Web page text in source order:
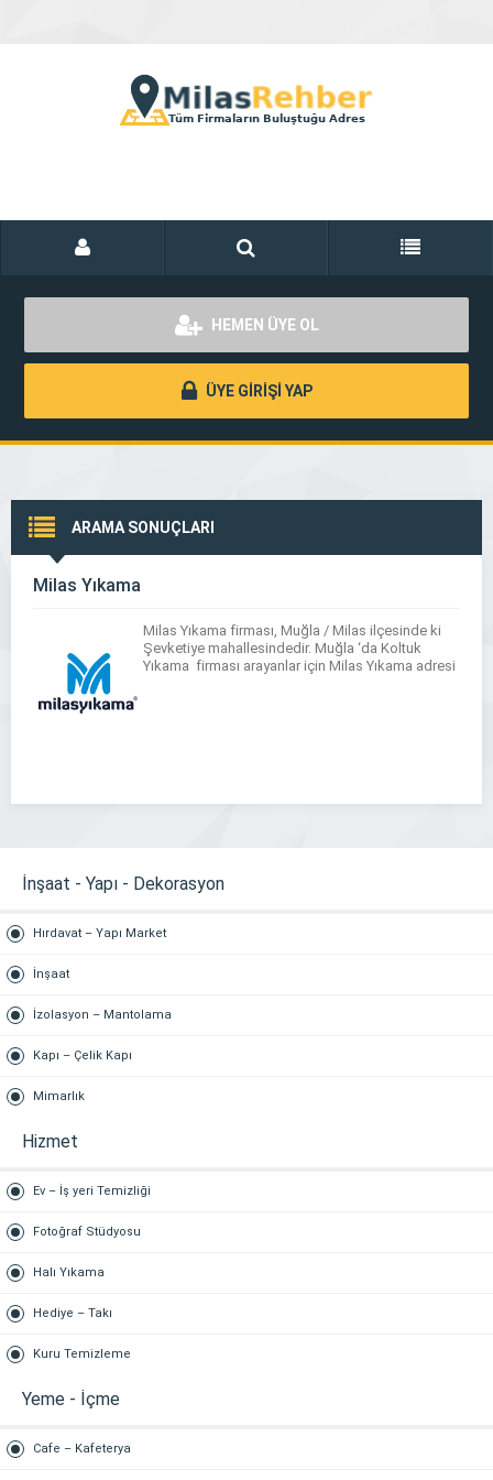
HEMEN ÜYE OL
ÜYE GİRİŞİ YAP
ARAMA SONUÇLARI
Milas Yıkama
Milas Yıkama firması, Muğla / Milas ilçesinde ki
Şevketiye mahallesindedir. Muğla ‘da Koltuk
Yıkama firması arayanlar için Milas Yıkama adresi
İnşaat - Yapı - Dekorasyon
Hırdavat – Yapı Market
İnşaat
İzolasyon – Mantolama
Kapı – Çelik Kapı
Mimarlık
Hizmet
Ev – İş yeri Temizliği
Fotoğraf Stüdyosu
Halı Yıkama
Hediye – Takı
Kuru Temizleme
Yeme - İçme
Cafe – Kafeterya